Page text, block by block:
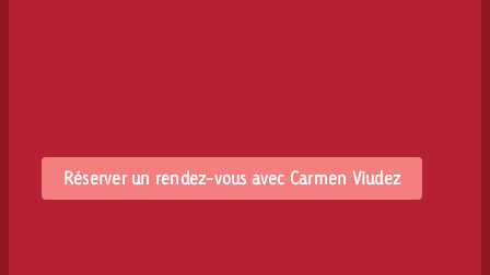
Réserver un rendez-vous avec Carmen Viudez